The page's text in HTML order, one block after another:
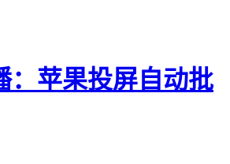
：苹果投屏自动批